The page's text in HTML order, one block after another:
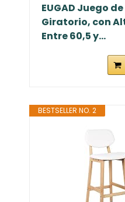
EUGAD Juego
Giratorio, con
Entre 60,5 y...
BESTSELLER NO. 2